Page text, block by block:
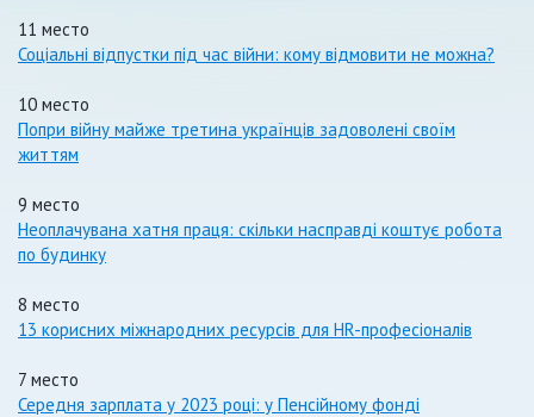
11 место
Соціальні відпустки під час війни: кому відмовити не можна?
10 место
Попри війну майже третина українців задоволені своїм
життям
9 место
Неоплачувана хатня праця: скільки насправді коштує робота
по будинку
8 место
13 корисних міжнародних ресурсів для HR-професіоналів
7 место
Середня зарплата у 2023 році: у Пенсійному фонді